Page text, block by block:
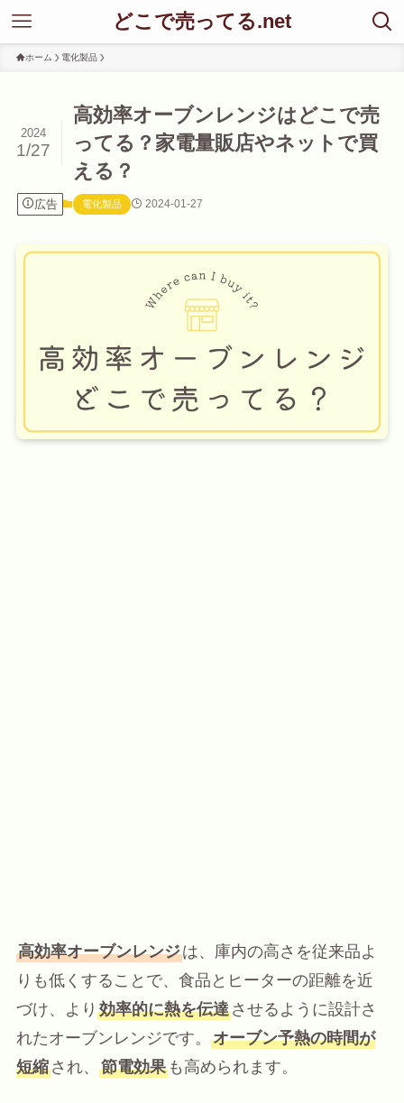
どこで売ってる.net
ホーム 電化製品
高効率オーブンレンジはどこで売
ってる？家電量販店やネットで買
える？
2024
1/27
広告 電化製品 2024-01-27
高効率オーブンレンジは、庫内の高さを従来品よ
りも低くすることで、食品とヒーターの距離を近
づけ、より 効率的に熱を伝達させるように設計さ
れたオーブンレンジです。 オーブン予熱の時間が
短縮され、 節電効果も高められます。